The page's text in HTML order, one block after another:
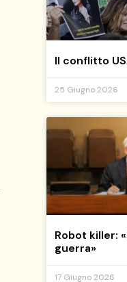
Il conflitto
25 Giugno 2026
Robot killer:
guerra»
17 Giugno 2026